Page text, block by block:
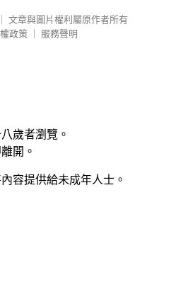
文章與圖片權利屬原作者所有
政策
服務聲明
歲者瀏覽。
開。
容提供給未成年人士。